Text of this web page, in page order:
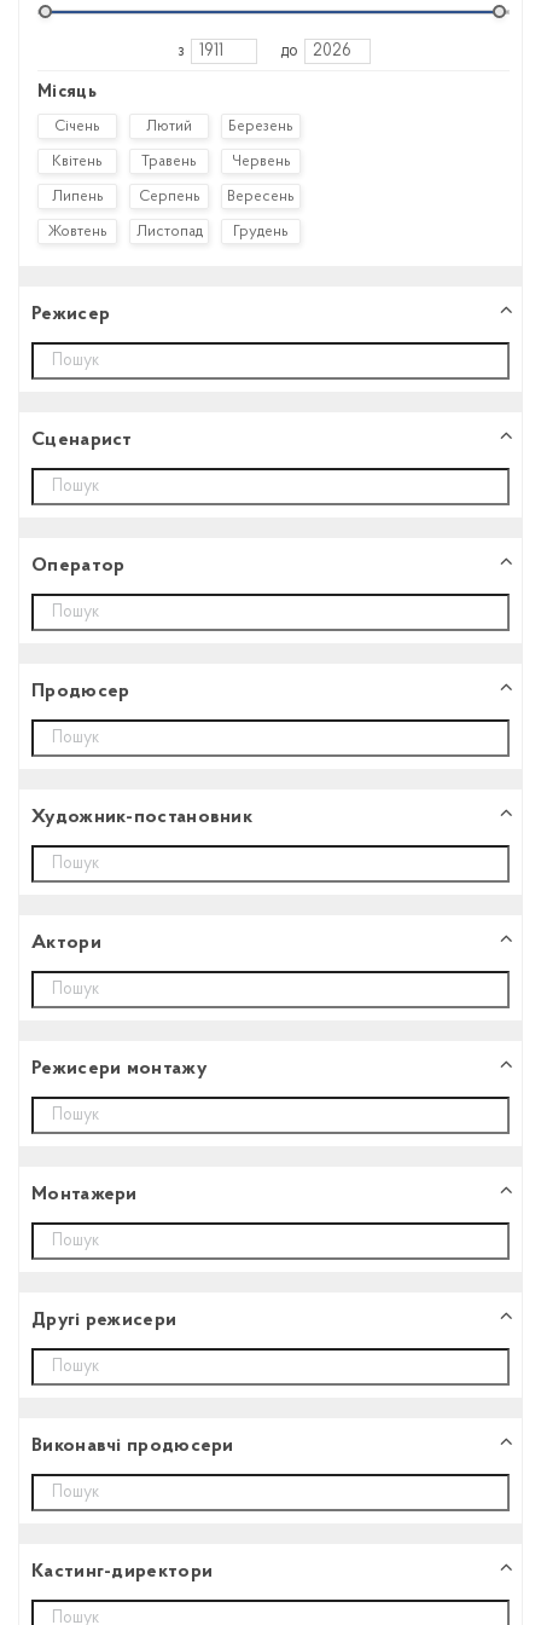
з до
Місяць
Січень Лютий Березень
Квітень Травень Червень
Липень Серпень Вересень
Жовтень Листопад Грудень
Режисер
Сценарист
Оператор
Продюсер
Художник-постановник
Aктори
Режисери монтажу
Монтажери
Другі режисери
Виконавчі продюсери
Кастинг-директори